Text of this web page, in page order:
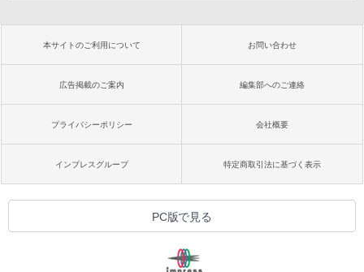
本サイトのご利用について お問い合わせ
広告掲載のご案内 編集部へのご連絡
プライバシーポリシー 会社概要
インプレスグループ 特定商取引法に基づく表示
PC版で見る